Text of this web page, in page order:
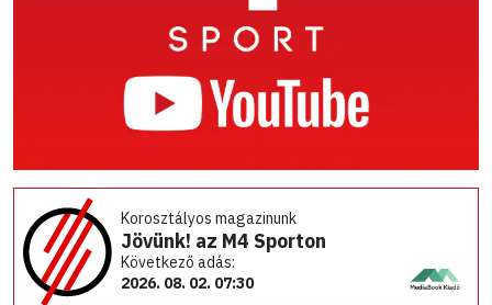
Korosztályos magazinunk
Jövünk! az M4 Sporton
Következő adás:
2026. 08. 02. 07:30